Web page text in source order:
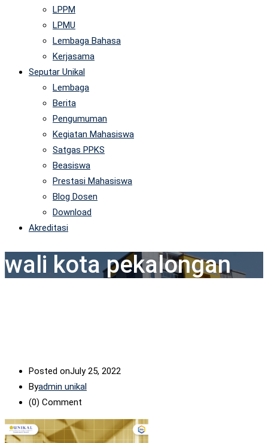
LPPM
LPMU
Lembaga Bahasa
Kerjasama
Seputar Unikal
Lembaga
Berita
Pengumuman
Kegiatan Mahasiswa
Satgas PPKS
Beasiswa
Prestasi Mahasiswa
Blog Dosen
Download
Akreditasi
wali kota pekalongan
Posted onJuly 25, 2022
Byadmin unikal
(0) Comment